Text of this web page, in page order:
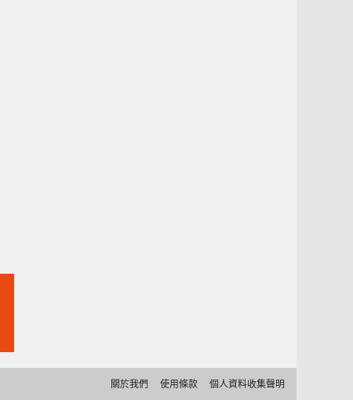
關於我們 使用條款 個人資料收集聲明